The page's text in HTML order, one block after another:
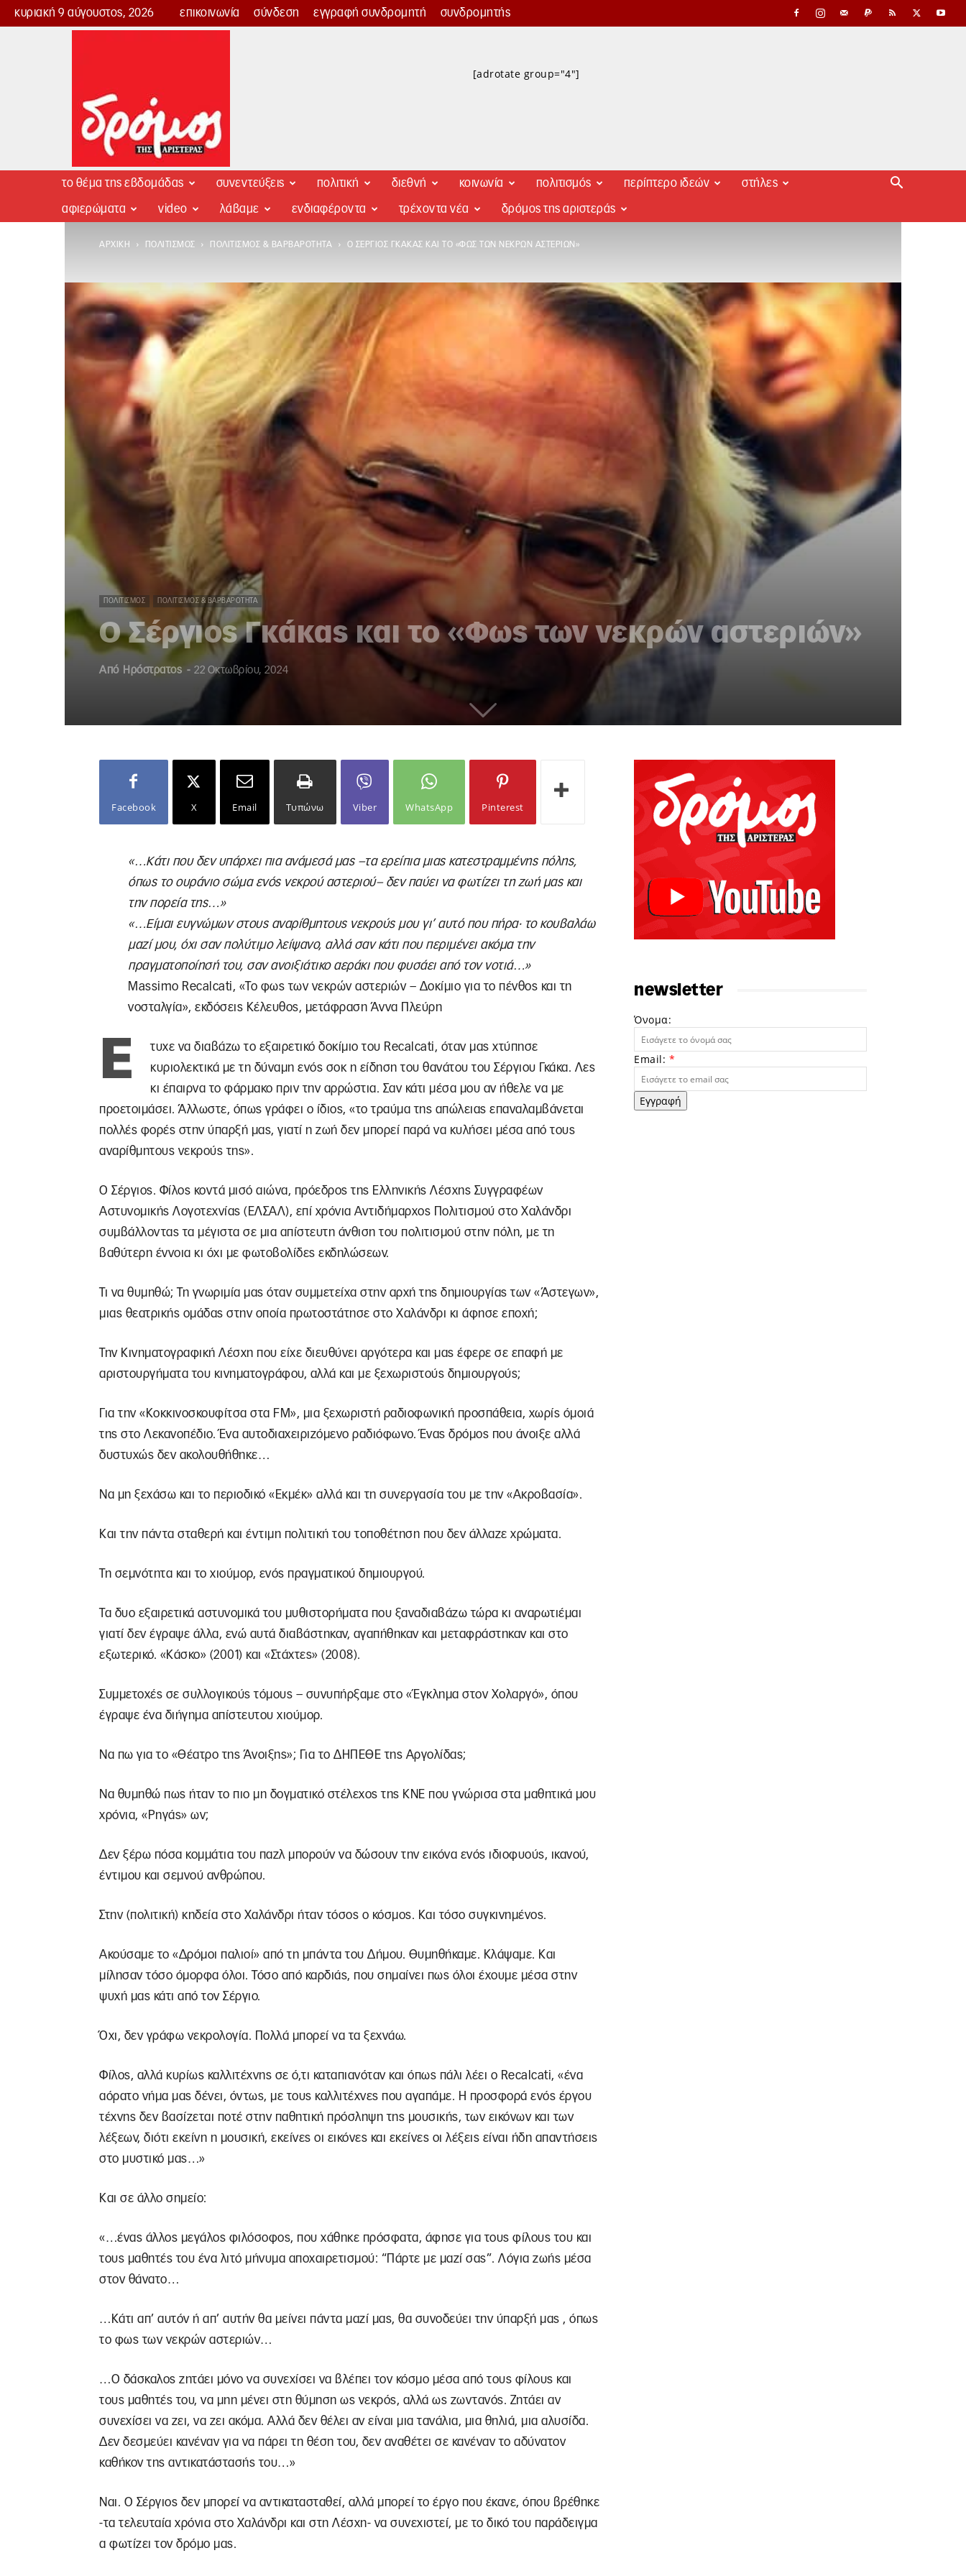
κυριακή 9 αύγουστος, 2026 επικοινωνία σύνδεση εγγραφή συνδρομητή συνδρομητής
Δρόμος
[adrotate group="4"]
το θέμα της εβδομάδας συνεντεύξεις πολιτική διεθνή κοινωνία πολιτισμός περίπτερο ιδεών στήλες
αφιερώματα video λάβαμε ενδιαφέροντα τρέχοντα νέα δρόμος της αριστεράς
ΑΡΧΙΚΉ ΠΟΛΙΤΙΣΜΌΣ ΠΟΛΙΤΙΣΜΌΣ & ΒΑΡΒΑΡΌΤΗΤΑ Ο ΣΈΡΓΙΟΣ ΓΚΆΚΑΣ ΚΑΙ ΤΟ «ΦΩΣ ΤΩΝ ΝΕΚΡΏΝ ΑΣΤΕΡΙΏΝ»
ΠΟΛΙΤΙΣΜΌΣ ΠΟΛΙΤΙΣΜΌΣ & ΒΑΡΒΑΡΌΤΗΤΑ
Ο Σέργιος Γκάκας και το «Φως των νεκρών αστεριών»
Από Ηρόστρατος - 22 Οκτωβρίου, 2024
Facebook X Email Τυπώνω Viber WhatsApp Pinterest
«…Κάτι που δεν υπάρχει πια ανάμεσά μας –τα ερείπια μιας κατεστραμμένης πόλης,
όπως το ουράνιο σώμα ενός νεκρού αστεριού– δεν παύει να φωτίζει τη ζωή μας και
την πορεία της…»
«…Είμαι ευγνώμων στους αναρίθμητους νεκρούς μου γι’ αυτό που πήρα· το κουβαλάω
μαζί μου, όχι σαν πολύτιμο λείψανο, αλλά σαν κάτι που περιμένει ακόμα την
πραγματοποίησή του, σαν ανοιξιάτικο αεράκι που φυσάει από τον νοτιά…»
Massimo Recalcati, «Το φως των νεκρών αστεριών – Δοκίμιο για το πένθος και τη
νοσταλγία», εκδόσεις Κέλευθος, μετάφραση Άννα Πλεύρη
Έ
τυχε να διαβάζω το εξαιρετικό δοκίμιο του Recalcati, όταν μας χτύπησε
κυριολεκτικά με τη δύναμη ενός σοκ η είδηση του θανάτου του Σέργιου Γκάκα. Λες
κι έπαιρνα το φάρμακο πριν την αρρώστια. Σαν κάτι μέσα μου αν ήθελε να με
προετοιμάσει. Άλλωστε, όπως γράφει ο ίδιος, «το τραύμα της απώλειας επαναλαμβάνεται
πολλές φορές στην ύπαρξή μας, γιατί η ζωή δεν μπορεί παρά να κυλήσει μέσα από τους
αναρίθμητους νεκρούς της».
Ο Σέργιος. Φίλος κοντά μισό αιώνα, πρόεδρος της Ελληνικής Λέσχης Συγγραφέων
Αστυνομικής Λογοτεχνίας (ΕΛΣΑΛ), επί χρόνια Αντιδήμαρχος Πολιτισμού στο Χαλάνδρι
συμβάλλοντας τα μέγιστα σε μια απίστευτη άνθιση του πολιτισμού στην πόλη, με τη
βαθύτερη έννοια κι όχι με φωτοβολίδες εκδηλώσεων.
Τι να θυμηθώ; Τη γνωριμία μας όταν συμμετείχα στην αρχή της δημιουργίας των «Άστεγων»,
μιας θεατρικής ομάδας στην οποία πρωτοστάτησε στο Χαλάνδρι κι άφησε εποχή;
Την Κινηματογραφική Λέσχη που είχε διευθύνει αργότερα και μας έφερε σε επαφή με
αριστουργήματα του κινηματογράφου, αλλά και με ξεχωριστούς δημιουργούς;
Για την «Κοκκινοσκουφίτσα στα FM», μια ξεχωριστή ραδιοφωνική προσπάθεια, χωρίς όμοιά
της στο Λεκανοπέδιο. Ένα αυτοδιαχειριζόμενο ραδιόφωνο. Ένας δρόμος που άνοιξε αλλά
δυστυχώς δεν ακολουθήθηκε…
Να μη ξεχάσω και το περιοδικό «Εκμέκ» αλλά και τη συνεργασία του με την «Ακροβασία».
Και την πάντα σταθερή και έντιμη πολιτική του τοποθέτηση που δεν άλλαζε χρώματα.
Τη σεμνότητα και το χιούμορ, ενός πραγματικού δημιουργού.
Τα δυο εξαιρετικά αστυνομικά του μυθιστορήματα που ξαναδιαβάζω τώρα κι αναρωτιέμαι
γιατί δεν έγραψε άλλα, ενώ αυτά διαβάστηκαν, αγαπήθηκαν και μεταφράστηκαν και στο
εξωτερικό. «Κάσκο» (2001) και «Στάχτες» (2008).
Συμμετοχές σε συλλογικούς τόμους – συνυπήρξαμε στο «Έγκλημα στον Χολαργό», όπου
έγραψε ένα διήγημα απίστευτου χιούμορ.
Να πω για το «Θέατρο της Άνοιξης»; Για το ΔΗΠΕΘΕ της Αργολίδας;
Να θυμηθώ πως ήταν το πιο μη δογματικό στέλεχος της ΚΝΕ που γνώρισα στα μαθητικά μου
χρόνια, «Ρηγάς» ων;
Δεν ξέρω πόσα κομμάτια του παζλ μπορούν να δώσουν την εικόνα ενός ιδιοφυούς, ικανού,
έντιμου και σεμνού ανθρώπου.
Στην (πολιτική) κηδεία στο Χαλάνδρι ήταν τόσος ο κόσμος. Και τόσο συγκινημένος.
Ακούσαμε το «Δρόμοι παλιοί» από τη μπάντα του Δήμου. Θυμηθήκαμε. Κλάψαμε. Και
μίλησαν τόσο όμορφα όλοι. Τόσο από καρδιάς, που σημαίνει πως όλοι έχουμε μέσα στην
ψυχή μας κάτι από τον Σέργιο.
Όχι, δεν γράφω νεκρολογία. Πολλά μπορεί να τα ξεχνάω.
Φίλος, αλλά κυρίως καλλιτέχνης σε ό,τι καταπιανόταν και όπως πάλι λέει ο Recalcati, «ένα
αόρατο νήμα μας δένει, όντως, με τους καλλιτέχνες που αγαπάμε. Η προσφορά ενός έργου
τέχνης δεν βασίζεται ποτέ στην παθητική πρόσληψη της μουσικής, των εικόνων και των
λέξεων, διότι εκείνη η μουσική, εκείνες οι εικόνες και εκείνες οι λέξεις είναι ήδη απαντήσεις
στο μυστικό μας…»
Και σε άλλο σημείο:
«…ένας άλλος μεγάλος φιλόσοφος, που χάθηκε πρόσφατα, άφησε για τους φίλους του και
τους μαθητές του ένα λιτό μήνυμα αποχαιρετισμού: “Πάρτε με μαζί σας”. Λόγια ζωής μέσα
στον θάνατο…
…Κάτι απ’ αυτόν ή απ’ αυτήν θα μείνει πάντα μαζί μας, θα συνοδεύει την ύπαρξή μας , όπως
το φως των νεκρών αστεριών…
…Ο δάσκαλος ζητάει μόνο να συνεχίσει να βλέπει τον κόσμο μέσα από τους φίλους και
τους μαθητές του, να μηn μένει στη θύμηση ως νεκρός, αλλά ως ζωντανός. Ζητάει αν
συνεχίσει να ζει, να ζει ακόμα. Αλλά δεν θέλει αν είναι μια τανάλια, μια θηλιά, μια αλυσίδα.
Δεν δεσμεύει κανέναν για να πάρει τη θέση του, δεν αναθέτει σε κανέναν το αδύνατον
καθήκον της αντικατάστασής του…»
Ναι. Ο Σέργιος δεν μπορεί να αντικατασταθεί, αλλά μπορεί το έργο που έκανε, όπου βρέθηκε
-τα τελευταία χρόνια στο Χαλάνδρι και στη Λέσχη- να συνεχιστεί, με το δικό του παράδειγμα
α φωτίζει τον δρόμο μας.
newsletter
Όνομα:
Email: *
Εγγραφή